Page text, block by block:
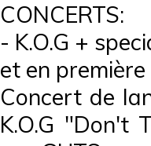
CONCERTS:
- K.O.G +
et en
Concert de
K.O.G "Don't